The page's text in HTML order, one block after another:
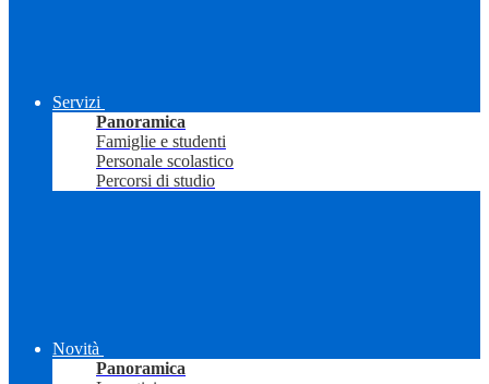
Servizi
Panoramica
Famiglie e studenti
Personale scolastico
Percorsi di studio
Novità
Panoramica